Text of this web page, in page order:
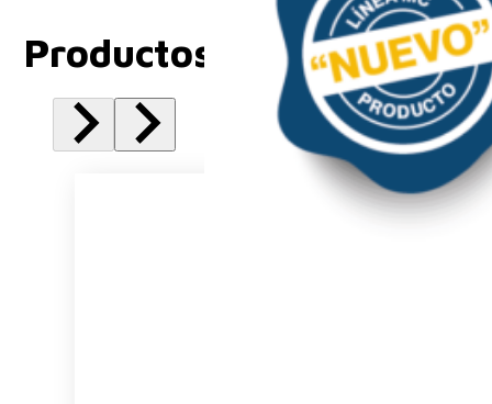
Productos Relacionados